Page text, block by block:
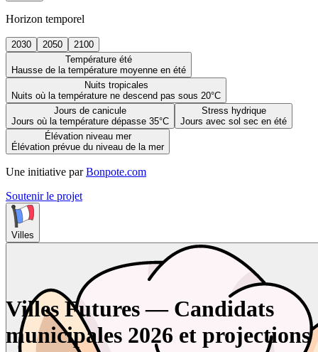
Horizon temporel
2030 2050
2100
Température été
Hausse de la température moyenne en été
Nuits tropicales
Nuits où la température ne descend pas sous 20°C
Jours de canicule
Jours où la température dépasse 35°C
Stress hydrique
Jours avec sol sec en été
Élévation niveau mer
Élévation prévue du niveau de la mer
Une initiative par Bonpote.com
Soutenir le projet
Villes
Villes Futures — Candidats
municipales 2026 et projections